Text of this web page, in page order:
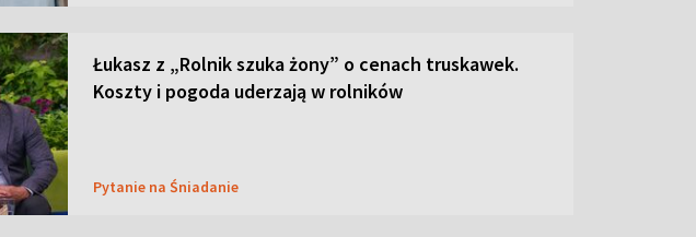
Łukasz z „Rolnik szuka żony” o cenach truskawek.
Koszty i pogoda uderzają w rolników
Pytanie na Śniadanie